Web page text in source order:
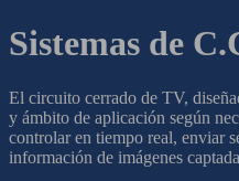
Sistemas de
El circuito cerrado de TV,
y ámbito de aplicación según
controlar en tiempo real, enviar
información de imágenes